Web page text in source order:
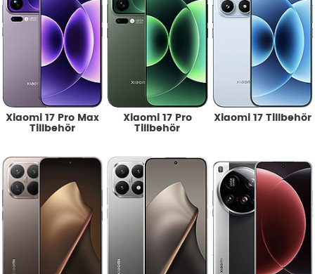
Xiaomi 17 Pro Max
Tillbehör
Xiaomi 17 Pro
Tillbehör
Xiaomi 17 Tillbehör